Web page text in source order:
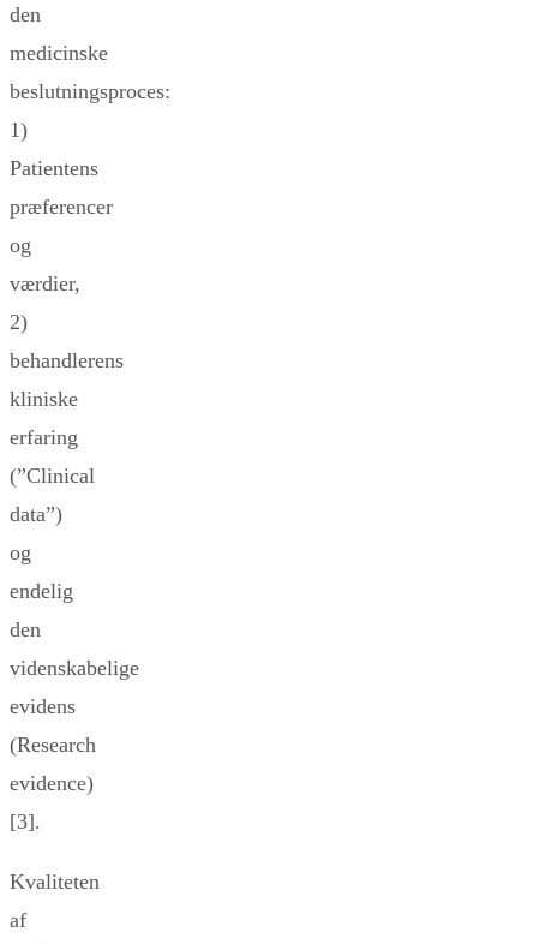
den
medicinske
beslutningsproces:
1)
Patientens
præferencer
og
værdier,
2)
behandlerens
kliniske
erfaring
(”Clinical
data”)
og
endelig
den
videnskabelige
evidens
(Research
evidence)
[3].
Kvaliteten
af